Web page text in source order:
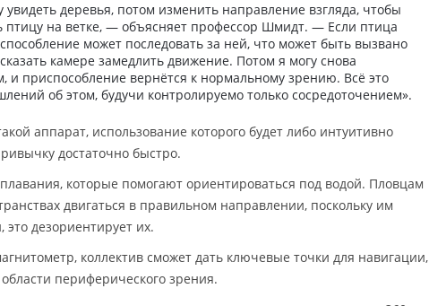
увидеть деревья, потом изменить направление взгляда, чтобы
птицу на ветке, — объясняет профессор Шмидт. — Если птица
может последовать за ней, что может быть вызвано
камере замедлить движение. Потом я могу снова
и приспособление вернётся к нормальному зрению. Всё это
об этом, будучи контролируемо только сосредоточением».
аппарат, использование которого будет либо интуитивно
достаточно быстро.
которые помогают ориентироваться под водой. Пловцам
двигаться в правильном направлении, поскольку им
дезориентирует их.
коллектив сможет дать ключевые точки для навигации,
периферического зрения.